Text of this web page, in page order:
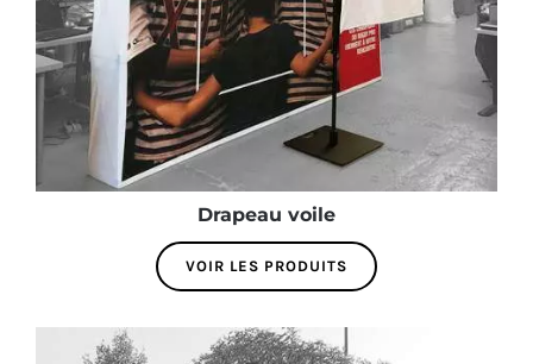
Drapeau voile
VOIR LES PRODUITS